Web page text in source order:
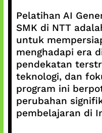
Pelatihan AI
SMK di NTT
untuk
menghadapi era
pendekatan
teknologi, dan
program ini
perubahan
pembelajaran di